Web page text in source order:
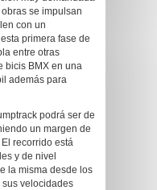
se impulsan
con un
primera fase de
entre otras
bicis BMX en una
además para
podrá ser de
un margen de
recorrido está
y de nivel
la misma desde los
velocidades